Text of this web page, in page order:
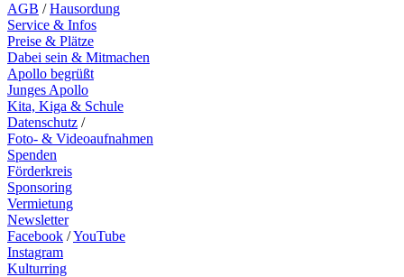
AGB /Hausordung
Service & Infos
Preise & Plätze
Dabei sein & Mitmachen
Apollo begrüßt
Junges Apollo
Kita, Kiga & Schule
Datenschutz /
Foto- & Videoaufnahmen
Spenden
Förderkreis
Sponsoring
Vermietung
Newsletter
Facebook /YouTube
Instagram
Kulturring